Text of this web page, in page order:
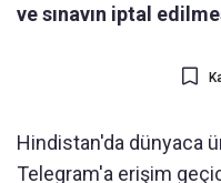
ve sınavın iptal
Hindistan'da dünyaca
Telegram'a erişim